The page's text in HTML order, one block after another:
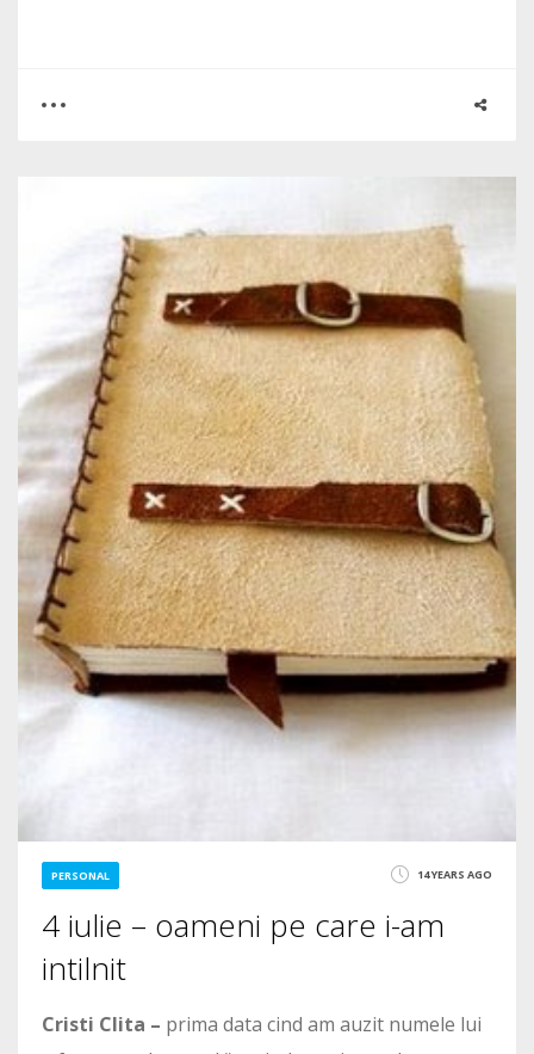
PERSONAL 14 YEARS AGO
4 iulie – oameni pe care i-am
intilnit
Cristi Clita – prima data cind am auzit numele lui